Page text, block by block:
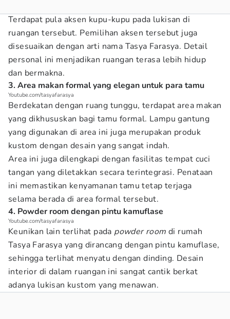
Terdapat pula aksen kupu-kupu pada lukisan di
ruangan tersebut. Pemilihan aksen tersebut juga
disesuaikan dengan arti nama Tasya Farasya. Detail
personal ini menjadikan ruangan terasa lebih hidup
dan bermakna.
3. Area makan formal yang elegan untuk para tamu
Youtube.com/tasyafarasya
Berdekatan dengan ruang tunggu, terdapat area makan
yang dikhususkan bagi tamu formal. Lampu gantung
yang digunakan di area ini juga merupakan produk
kustom dengan desain yang sangat indah.
Area ini juga dilengkapi dengan fasilitas tempat cuci
tangan yang diletakkan secara terintegrasi. Penataan
ini memastikan kenyamanan tamu tetap terjaga
selama berada di area formal tersebut.
4. Powder room dengan pintu kamuflase
Youtube.com/tasyafarasya
Keunikan lain terlihat pada powder room di rumah
Tasya Farasya yang dirancang dengan pintu kamuflase,
sehingga terlihat menyatu dengan dinding. Desain
interior di dalam ruangan ini sangat cantik berkat
adanya lukisan kustom yang menawan.